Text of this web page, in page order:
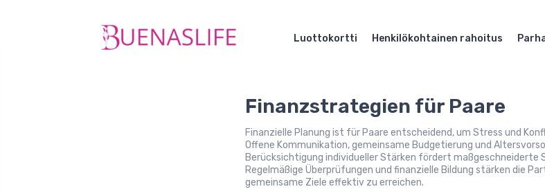
Luottokortti Henkilökohtainen rahoitus
Finanzstrategien für Paare
Finanzielle Planung ist für Paare entscheidend, um Stress und
Offene Kommunikation, gemeinsame Budgetierung und
Berücksichtigung individueller Stärken fördert maßgeschneiderte
Regelmäßige Überprüfungen und finanzielle Bildung stärken die
gemeinsame Ziele effektiv zu erreichen.